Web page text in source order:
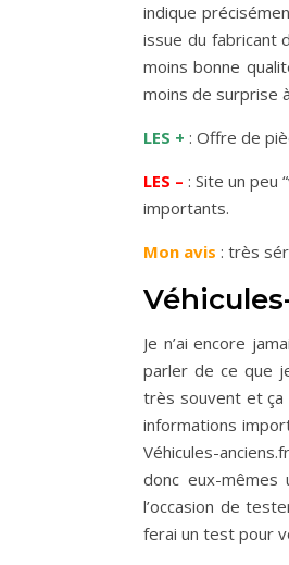
indique
issue du fabricant
moins bonne
moins de surprise
LES + : Offre de
LES – : Site un peu
importants.
Mon avis : très
Je n’ai encore
parler de ce que
très souvent et ça
informations
Véhicules-
donc eux-
l’occasion de
ferai un test pour